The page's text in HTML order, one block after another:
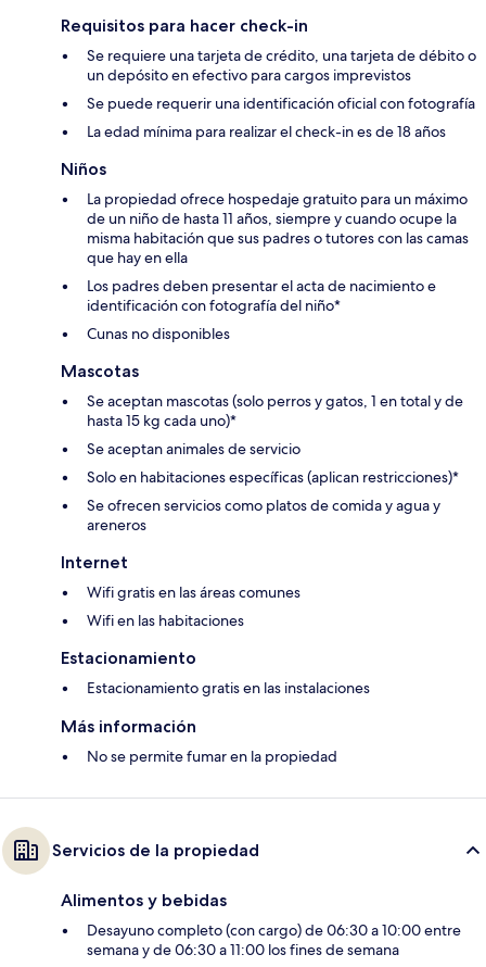
Requisitos para hacer check-in
Se requiere una tarjeta de crédito, una tarjeta de débito o
un depósito en efectivo para cargos imprevistos
Se puede requerir una identificación oficial con fotografía
La edad mínima para realizar el check-in es de 18 años
Niños
La propiedad ofrece hospedaje gratuito para un máximo
de un niño de hasta 11 años, siempre y cuando ocupe la
misma habitación que sus padres o tutores con las camas
que hay en ella
Los padres deben presentar el acta de nacimiento e
identificación con fotografía del niño*
Cunas no disponibles
Mascotas
Se aceptan mascotas (solo perros y gatos, 1 en total y de
hasta 15 kg cada uno)*
Se aceptan animales de servicio
Solo en habitaciones específicas (aplican restricciones)*
Se ofrecen servicios como platos de comida y agua y
areneros
Internet
Wifi gratis en las áreas comunes
Wifi en las habitaciones
Estacionamiento
Estacionamiento gratis en las instalaciones
Más información
No se permite fumar en la propiedad
Servicios de la propiedad
Alimentos y bebidas
Desayuno completo (con cargo) de 06:30 a 10:00 entre
semana y de 06:30 a 11:00 los fines de semana